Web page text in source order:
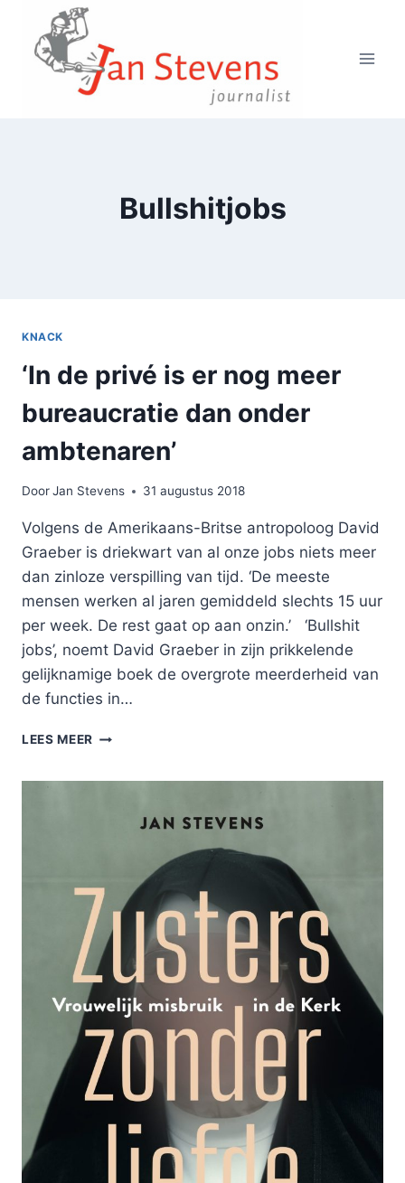
Doorgaan
inhoud
Bullshitjobs
KNACK
‘In de privé is er nog meer
bureaucratie dan onder
ambtenaren’
DoorJan Stevens 31 augustus 2018
Volgens de Amerikaans-Britse antropoloog David
Graeber is driekwart van al onze jobs niets meer
dan zinloze verspilling van tijd. ‘De meeste
mensen werken al jaren gemiddeld slechts 15 uur
per week. De rest gaat op aan onzin.’ ‘Bullshit
jobs’, noemt David Graeber in zijn prikkelende
gelijknamige boek de overgrote meerderheid van
de functies in…
LEES MEER ‘IN
BUREAUCRATIE
DAN
ONDER
AMBTENAREN’